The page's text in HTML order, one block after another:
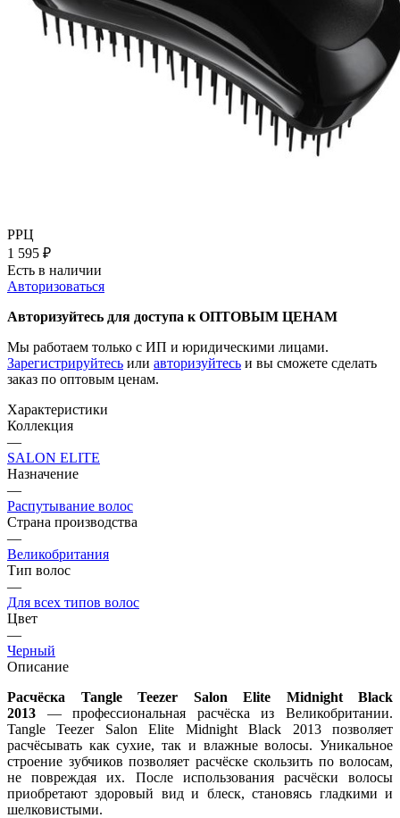
РРЦ
1 595 ₽
Есть в наличии
Авторизоваться
Авторизуйтесь для доступа к ОПТОВЫМ ЦЕНАМ
Мы работаем только с ИП и юридическими лицами.
Зарегистрируйтесь или авторизуйтесь и вы сможете сделать
заказ по оптовым ценам.
Характеристики
Коллекция
—
SALON ELITE
Назначение
—
Распутывание волос
Страна производства
—
Великобритания
Тип волос
—
Для всех типов волос
Цвет
—
Черный
Описание
Расчёска Tangle Teezer Salon Elite Midnight Black
2013 — профессиональная расчёска из Великобритании.
Tangle Teezer Salon Elite Midnight Black 2013 позволяет
расчёсывать как сухие, так и влажные волосы. Уникальное
строение зубчиков позволяет расчёске скользить по волосам,
не повреждая их. После использования расчёски волосы
приобретают здоровый вид и блеск, становясь гладкими и
шелковистыми.